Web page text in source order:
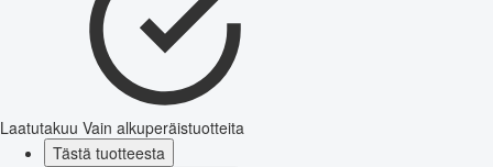
Laatutakuu Vain alkuperäistuotteita
Tästä tuotteesta